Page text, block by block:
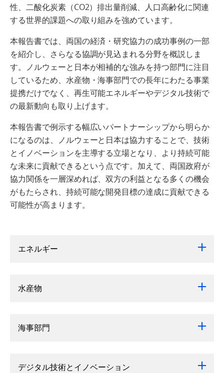
性、二酸化炭素（CO2）排出量削減、人口高齢化に関連
する世界的課題への取り組みを強めています。
本報告書では、両国の経済・研究協力の成功事例の一部
を紹介し、さらなる協調が見込まれる分野を概説しま
す。ノルウェーと日本が相補的な強みを持つ部門に注目
しているため、水産物・海事部門での長年にわたる事業
提携だけでなく、再生可能エネルギーやデジタル技術で
の最新動向も取り上げます。
本報告書で例示する幅広いパートナーシップから明らか
になるのは、ノルウェーと日本は協力することで、技術
とイノベーションを主導する立場となり、より持続可能
な未来に貢献できるという点です。加えて、両国政府が
協力関係を一層深めれば、双方の利益となる多くの機会
がもたらされ、持続可能な開発目標の達成に貢献できる
可能性が高まります。
エネルギー
水産物
海事部門
デジタル技術とイノベーション